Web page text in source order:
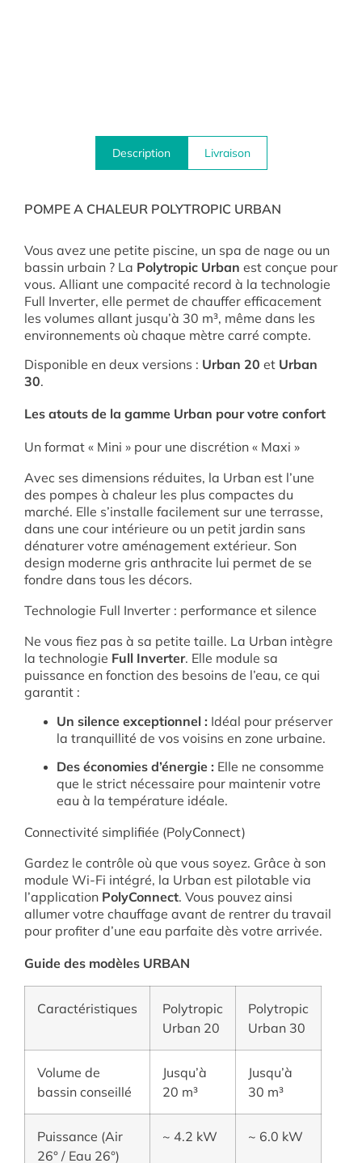
Description Livraison
POMPE A CHALEUR POLYTROPIC URBAN
Vous avez une petite piscine, un spa de nage ou un
bassin urbain ? La Polytropic Urban est conçue pour
vous. Alliant une compacité record à la technologie
Full Inverter, elle permet de chauffer efficacement
les volumes allant jusqu’à 30 m³, même dans les
environnements où chaque mètre carré compte.
Disponible en deux versions : Urban 20 et Urban
30.
Les atouts de la gamme Urban pour votre confort
Un format « Mini » pour une discrétion « Maxi »
Avec ses dimensions réduites, la Urban est l’une
des pompes à chaleur les plus compactes du
marché. Elle s’installe facilement sur une terrasse,
dans une cour intérieure ou un petit jardin sans
dénaturer votre aménagement extérieur. Son
design moderne gris anthracite lui permet de se
fondre dans tous les décors.
Technologie Full Inverter : performance et silence
Ne vous fiez pas à sa petite taille. La Urban intègre
la technologie Full Inverter. Elle module sa
puissance en fonction des besoins de l’eau, ce qui
garantit :
Un silence exceptionnel : Idéal pour préserver
la tranquillité de vos voisins en zone urbaine.
Des économies d’énergie : Elle ne consomme
que le strict nécessaire pour maintenir votre
eau à la température idéale.
Connectivité simplifiée (PolyConnect)
Gardez le contrôle où que vous soyez. Grâce à son
module Wi-Fi intégré, la Urban est pilotable via
l’application PolyConnect. Vous pouvez ainsi
allumer votre chauffage avant de rentrer du travail
pour profiter d’une eau parfaite dès votre arrivée.
Guide des modèles URBAN
Caractéristiques
Polytropic
Urban 20
Polytropic
Urban 30
Volume de
bassin conseillé
Jusqu’à
20 m³
Jusqu’à
30 m³
Puissance (Air
26° / Eau 26°)
~ 4.2 kW ~ 6.0 kW